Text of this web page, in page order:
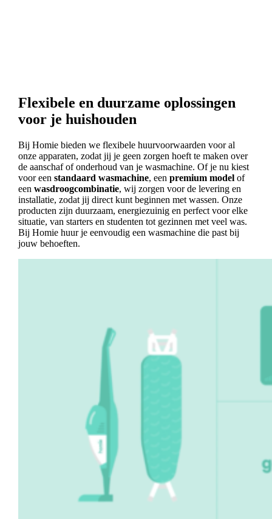
Flexibele en duurzame oplossingen
voor je huishouden
Bij Homie bieden we flexibele huurvoorwaarden voor al
onze apparaten, zodat jij je geen zorgen hoeft te maken over
de aanschaf of onderhoud van je wasmachine. Of je nu kiest
voor een standaard wasmachine, een premium modelof
een wasdroogcombinatie, wij zorgen voor de levering en
installatie, zodat jij direct kunt beginnen met wassen. Onze
producten zijn duurzaam, energiezuinig en perfect voor elke
situatie, van starters en studenten tot gezinnen met veel was.
Bij Homie huur je eenvoudig een wasmachine die past bij
jouw behoeften.